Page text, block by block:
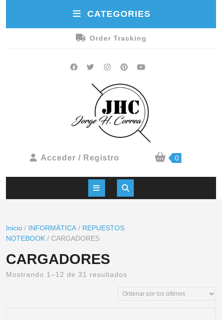
CATEGORIES
Order Tracking
Acceder / Registro 0
Inicio / INFORMÁTICA / REPUESTOS
NOTEBOOK / CARGADORES
CARGADORES
Mostrando 1–12 de 31 resultados